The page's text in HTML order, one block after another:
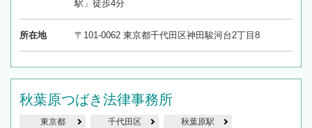
駅」徒歩4分
所在地 〒101-0062 東京都千代田区神田駿河台2丁目8
秋葉原つばき法律事務所
東京都 千代田区 秋葉原駅